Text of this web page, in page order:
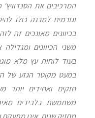
המרכיבים את
וגורמים למבנה כולו
בכיוונים מאונכים זה
משני הכיוונים
בעוד לוחות עץ מלא
במעט מקוטר הגזע של
חזקים ואחידים יותר
משתמשת בלבידים